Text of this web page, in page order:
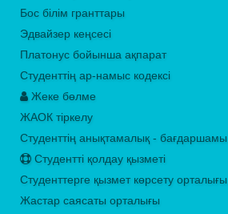
Бос білім гранттары
Эдвайзер кеңсесі
Платонус бойынша ақпарат
Студенттің ар-намыс кодексі
Жеке бөлме
ЖАОК тіркелу
Студенттің анықтамалық - бағдаршамы
Студентті қолдау қызметі
Студенттерге қызмет көрсету орталығы
Жастар саясаты орталығы